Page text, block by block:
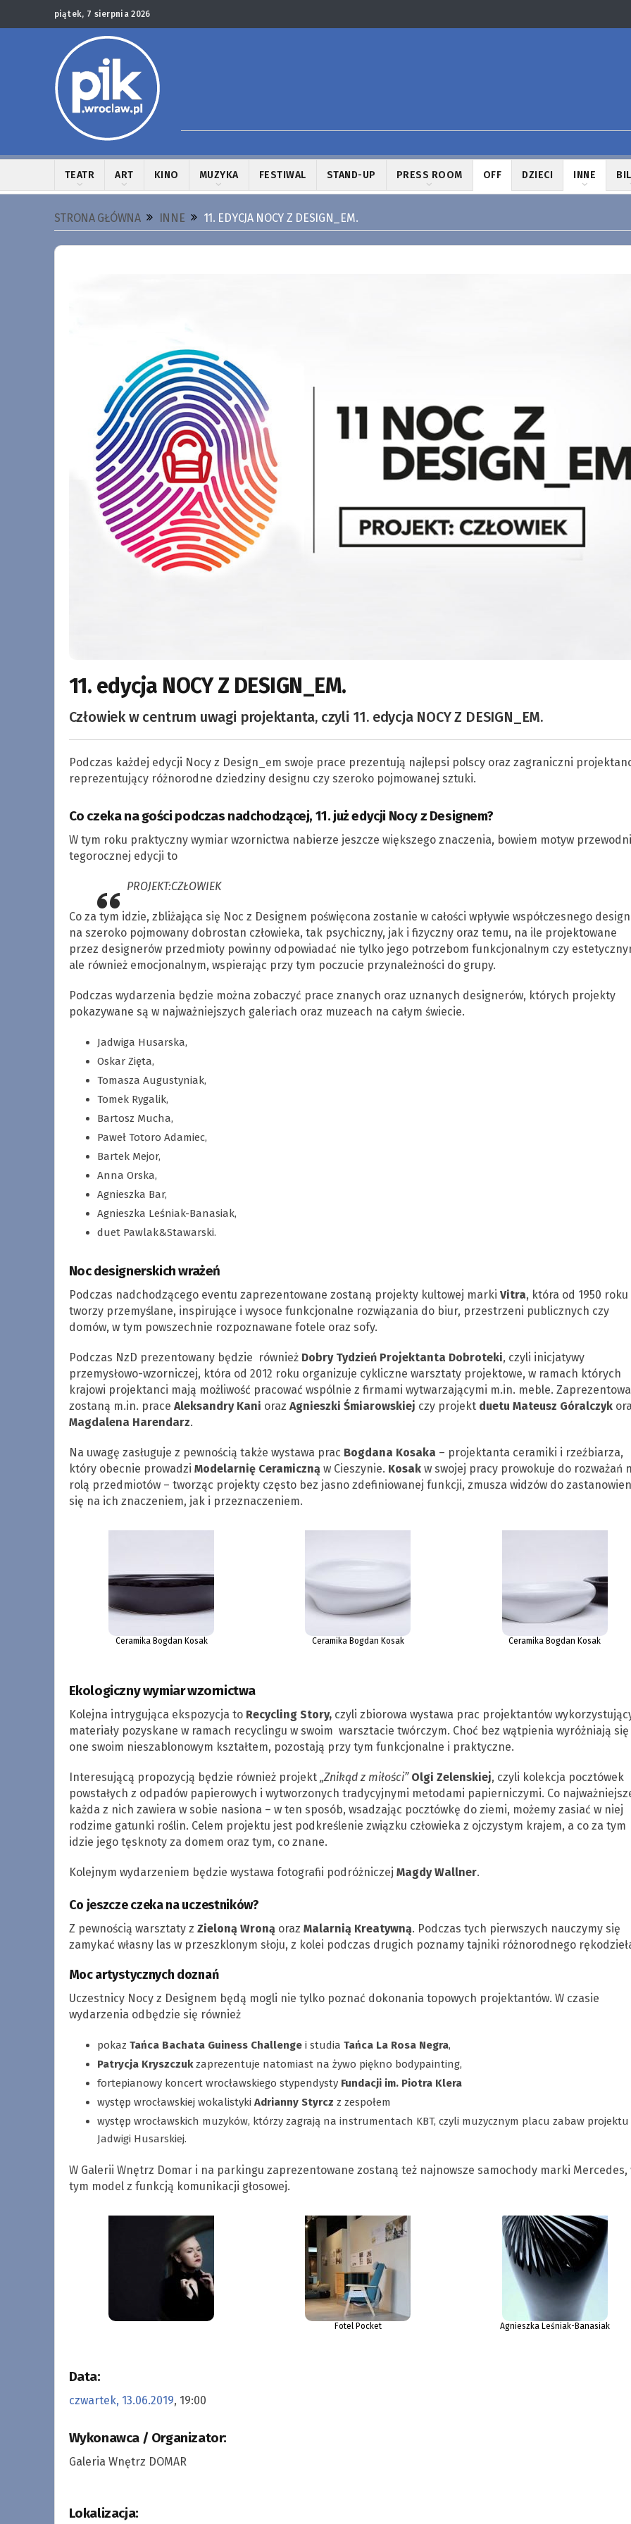
piątek, 7 sierpnia 2026
TEATR ART KINO MUZYKA FESTIWAL STAND-UP PRESS ROOM OFF DZIECI INNE
STRONA GŁÓWNA INNE 11. EDYCJA NOCY Z DESIGN_EM.
11. edycja NOCY Z DESIGN_EM.
Człowiek w centrum uwagi projektanta, czyli 11. edycja NOCY Z DESIGN_EM.
Podczas każdej edycji Nocy z Design_em swoje prace prezentują najlepsi polscy oraz zagraniczni
reprezentujący różnorodne dziedziny designu czy szeroko pojmowanej sztuki.
Co czeka na gości podczas nadchodzącej, 11. już edycji Nocy z Designem?
W tym roku praktyczny wymiar wzornictwa nabierze jeszcze większego znaczenia, bowiem motyw przewodni
tegorocznej edycji to
PROJEKT:CZŁOWIEK
Co za tym idzie, zbliżająca się Noc z Designem poświęcona zostanie w całości wpływie współczesnego
na szeroko pojmowany dobrostan człowieka, tak psychiczny, jak i fizyczny oraz temu, na ile projektowane
przez designerów przedmioty powinny odpowiadać nie tylko jego potrzebom funkcjonalnym czy
ale również emocjonalnym, wspierając przy tym poczucie przynależności do grupy.
Podczas wydarzenia będzie można zobaczyć prace znanych oraz uznanych designerów, których projekty
pokazywane są w najważniejszych galeriach oraz muzeach na całym świecie.
Jadwiga Husarska,
Oskar Zięta,
Tomasza Augustyniak,
Tomek Rygalik,
Bartosz Mucha,
Paweł Totoro Adamiec,
Bartek Mejor,
Anna Orska,
Agnieszka Bar,
Agnieszka Leśniak-Banasiak,
duet Pawlak&Stawarski.
Noc designerskich wrażeń
Podczas nadchodzącego eventu zaprezentowane zostaną projekty kultowej marki Vitra, która od 1950 roku
tworzy przemyślane, inspirujące i wysoce funkcjonalne rozwiązania do biur, przestrzeni publicznych czy
domów, w tym powszechnie rozpoznawane fotele oraz sofy.
Podczas NzD prezentowany będzie również Dobry Tydzień Projektanta Dobroteki, czyli inicjatywy
przemysłowo-wzorniczej, która od 2012 roku organizuje cykliczne warsztaty projektowe, w ramach których
krajowi projektanci mają możliwość pracować wspólnie z firmami wytwarzającymi m.in. meble.
zostaną m.in. prace Aleksandry Kani oraz Agnieszki Śmiarowskiej czy projekt duetu Mateusz Góralczyk
Magdalena Harendarz.
Na uwagę zasługuje z pewnością także wystawa prac Bogdana Kosaka – projektanta ceramiki i rzeźbiarza,
który obecnie prowadzi Modelarnię Ceramicznąw Cieszynie. Kosakw swojej pracy prowokuje do rozważań
rolą przedmiotów – tworząc projekty często bez jasno zdefiniowanej funkcji, zmusza widzów do
się na ich znaczeniem, jak i przeznaczeniem.
Ceramika Bogdan Kosak Ceramika Bogdan Kosak Ceramika Bogdan Kosak
Ekologiczny wymiar wzornictwa
Kolejna intrygująca ekspozycja to Recycling Story,czyli zbiorowa wystawa prac projektantów
materiały pozyskane w ramach recyclingu w swoim warsztacie twórczym. Choć bez wątpienia wyróżniają się
one swoim nieszablonowym kształtem, pozostają przy tym funkcjonalne i praktyczne.
Interesującą propozycją będzie również projekt „Znikąd z miłości” Olgi Zelenskiej, czyli kolekcja pocztówek
powstałych z odpadów papierowych i wytworzonych tradycyjnymi metodami papierniczymi. Co
każda z nich zawiera w sobie nasiona – w ten sposób, wsadzając pocztówkę do ziemi, możemy zasiać w niej
rodzime gatunki roślin. Celem projektu jest podkreślenie związku człowieka z ojczystym krajem, a co za tym
idzie jego tęsknoty za domem oraz tym, co znane.
Kolejnym wydarzeniem będzie wystawa fotografii podróżniczej Magdy Wallner.
Co jeszcze czeka na uczestników?
Z pewnością warsztaty z Zieloną Wronąoraz Malarnią Kreatywną. Podczas tych pierwszych nauczymy się
zamykać własny las w przeszklonym słoju, z kolei podczas drugich poznamy tajniki różnorodnego
Moc artystycznych doznań
Uczestnicy Nocy z Designem będą mogli nie tylko poznać dokonania topowych projektantów. W czasie
wydarzenia odbędzie się również
pokaz Tańca Bachata Guiness Challengei studia Tańca La Rosa Negra,
Patrycja Kryszczukzaprezentuje natomiast na żywo piękno bodypainting,
fortepianowy koncert wrocławskiego stypendysty Fundacji im. Piotra Klera
występ wrocławskiej wokalistyki Adrianny Styrcz z zespołem
występ wrocławskich muzyków, którzy zagrają na instrumentach KBT, czyli muzycznym placu zabaw projektu
Jadwigi Husarskiej.
W Galerii Wnętrz Domar i na parkingu zaprezentowane zostaną też najnowsze samochody marki Mercedes,
tym model z funkcją komunikacji głosowej.
Fotel Pocket Agnieszka Leśniak-Banasiak
Data:
czwartek, 13.06.2019, 19:00
Wykonawca / Organizator:
Galeria Wnętrz DOMAR
Lokalizacja: